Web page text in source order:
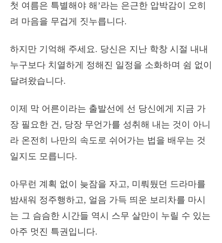
첫 여름은 특별해야 해’라는 은근한 압박감이 오히
려 마음을 무겁게 짓누릅니다.
하지만 기억해 주세요. 당신은 지난 학창 시절 내내
누구보다 치열하게 정해진 일정을 소화하며 쉼 없이
달려왔습니다.
이제 막 어른이라는 출발선에 선 당신에게 지금 가
장 필요한 건, 당장 무언가를 성취해 내는 것이 아니
라 온전히 나만의 속도로 쉬어가는 법을 배우는 것
일지도 모릅니다.
아무런 계획 없이 늦잠을 자고, 미뤄뒀던 드라마를
밤새워 정주행하고, 얼음 가득 띄운 보리차를 마시
는 그 슴슴한 시간들 역시 스무 살만이 누릴 수 있는
아주 멋진 특권입니다.